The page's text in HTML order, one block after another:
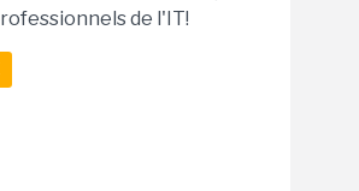
de l'IT!